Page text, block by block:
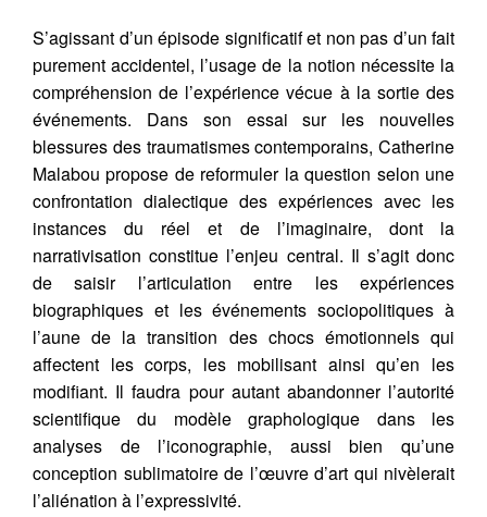
S’agissant d’un épisode significatif et non pas d’un fait
purement accidentel, l’usage de la notion nécessite la
compréhension de l’expérience vécue à la sortie des
événements. Dans son essai sur les nouvelles
blessures des traumatismes contemporains, Catherine
Malabou propose de reformuler la question selon une
confrontation dialectique des expériences avec les
instances du réel et de l’imaginaire, dont la
narrativisation constitue l’enjeu central. Il s’agit donc
de saisir l’articulation entre les expériences
biographiques et les événements sociopolitiques à
l’aune de la transition des chocs émotionnels qui
affectent les corps, les mobilisant ainsi qu’en les
modifiant. Il faudra pour autant abandonner l’autorité
scientifique du modèle graphologique dans les
analyses de l’iconographie, aussi bien qu’une
conception sublimatoire de l’œuvre d’art qui nivèlerait
l’aliénation à l’expressivité.
Citer cet article Fermer
FALCERI, M. (2018) Arts visuels et
traumatisme dans la Grande Guerre :
témoigner la vulnérabilité.
Contacter Fermer